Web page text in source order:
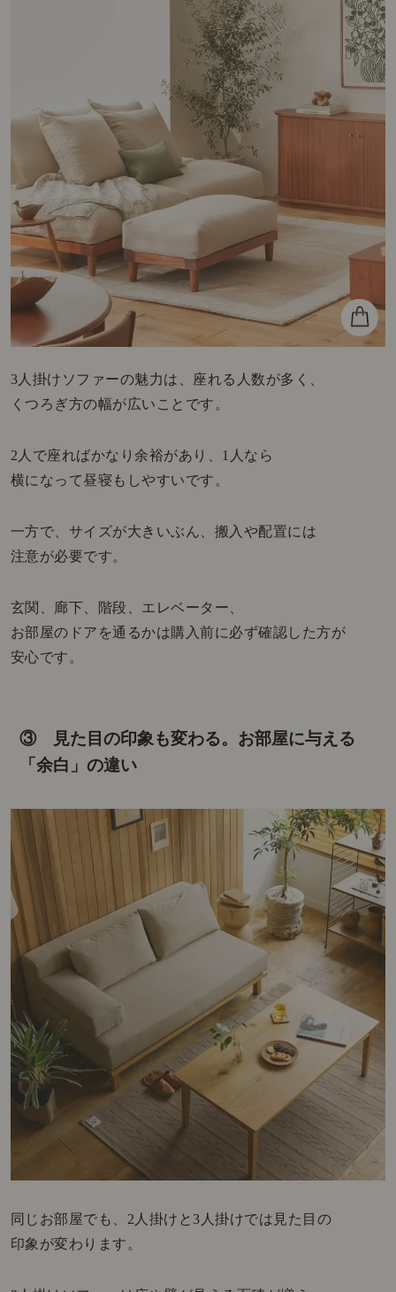
3人掛けソファーの魅力は、座れる人数が多く、
くつろぎ方の幅が広いことです。
2人で座ればかなり余裕があり、1人なら
横になって昼寝もしやすいです。
一方で、サイズが大きいぶん、搬入や配置には
注意が必要です。
玄関、廊下、階段、エレベーター、
お部屋のドアを通るかは購入前に必ず確認した方が
安心です。
③ 見た目の印象も変わる。お部屋に与える
「余白」の違い
同じお部屋でも、2人掛けと3人掛けでは見た目の
印象が変わります。